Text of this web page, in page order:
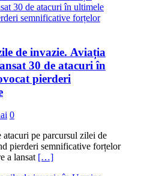
de invazie. Aviația
30 de atacuri în
pierderi
0
atacuri pe parcursul zilei de
pierderi semnificative forțelor
a lansat […]